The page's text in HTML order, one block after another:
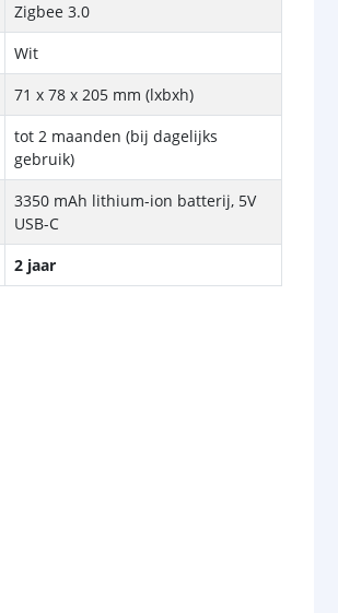
Zigbee 3.0
Wit
71 x 78 x 205 mm (lxbxh)
tot 2 maanden (bij dagelijks
gebruik)
3350 mAh lithium-ion batterij, 5V
USB-C
2 jaar